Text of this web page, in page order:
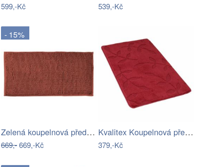
599,-Kč 539,-Kč
- 15%
Zelená koupelnová předložka 50x120 cm…
669,-669,-Kč
Kvalitex Koupelnová předložka Listy…
379,-Kč